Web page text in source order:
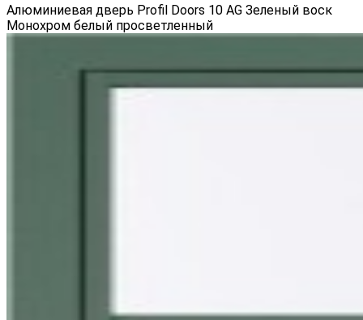
Алюминиевая дверь Profil Doors 10 AG Зеленый воск
Монохром белый просветленный